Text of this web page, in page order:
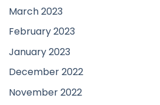
March 2023
February 2023
January 2023
December 2022
November 2022